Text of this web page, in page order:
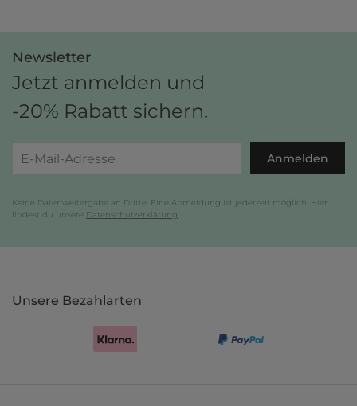
Newsletter
Jetzt anmelden und
-20% Rabatt sichern.
Anmelden
Keine Datenweitergabe an Dritte. Eine Abmeldung ist jederzeit möglich. Hier
findest du unsere Datenschutzerklärung
Unsere Bezahlarten